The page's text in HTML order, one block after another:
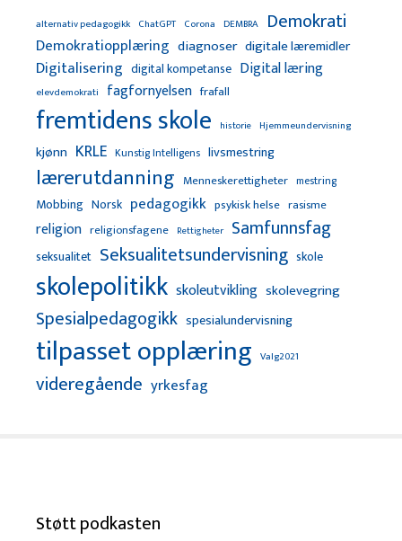
alternativ pedagogikk ChatGPT Corona DEMBRA Demokrati
Demokratiopplæring diagnoser digitale læremidler
Digitalisering digital kompetanse Digital læring
elevdemokrati fagfornyelsen frafall
fremtidens skole historie Hjemmeundervisning
kjønn KRLE Kunstig Intelligens livsmestring
lærerutdanning Menneskerettigheter mestring
Mobbing Norsk pedagogikk psykisk helse rasisme
religion religionsfagene Rettigheter Samfunnsfag
seksualitet Seksualitetsundervisning skole
skolepolitikk skoleutvikling skolevegring
Spesialpedagogikk spesialundervisning
tilpasset opplæring Valg2021
videregående yrkesfag
Støtt podkasten